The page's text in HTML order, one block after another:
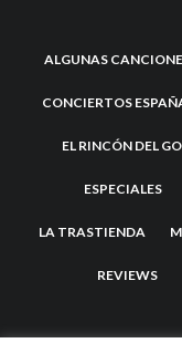
ALGUNAS
CONCIERTOS
EL RINCÓN DEL
ESPECIALES
LA TRASTIENDA
REVIEWS